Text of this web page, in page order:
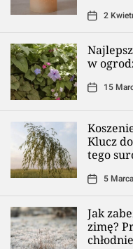
2
w
15
Klucz
tego
5
Jak
zimę?